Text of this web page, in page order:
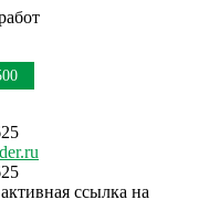
ссылка на